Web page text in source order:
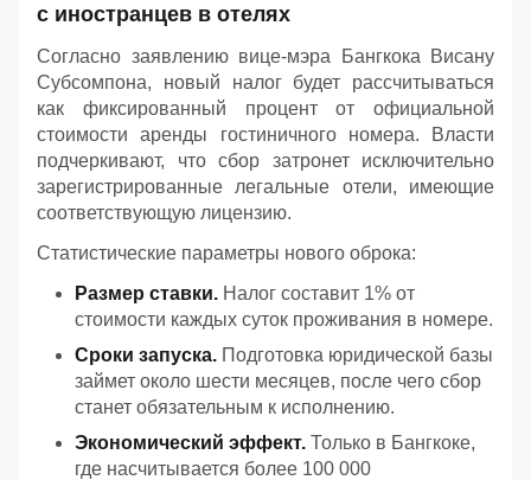
с иностранцев в отелях
Согласно заявлению вице-мэра Бангкока Висану
Субсомпона, новый налог будет рассчитываться
как фиксированный процент от официальной
стоимости аренды гостиничного номера. Власти
подчеркивают, что сбор затронет исключительно
зарегистрированные легальные отели, имеющие
соответствующую лицензию.
Статистические параметры нового оброка:
Размер ставки. Налог составит 1% от
стоимости каждых суток проживания в номере.
Сроки запуска. Подготовка юридической базы
займет около шести месяцев, после чего сбор
станет обязательным к исполнению.
Экономический эффект. Только в Бангкоке,
где насчитывается более 100 000